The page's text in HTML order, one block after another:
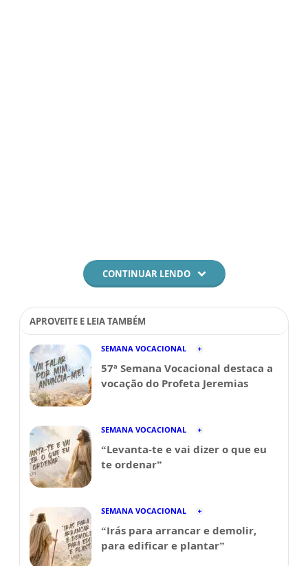
CONTINUAR LENDO
APROVEITE E LEIA TAMBÉM
SEMANA VOCACIONAL
57ª Semana Vocacional destaca a
vocação do Profeta Jeremias
SEMANA VOCACIONAL
“Levanta-te e vai dizer o que eu
te ordenar”
SEMANA VOCACIONAL
“Irás para arrancar e demolir,
para edificar e plantar”